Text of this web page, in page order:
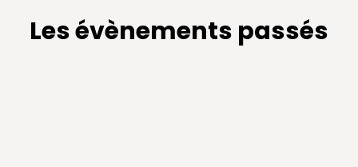
Les évènements passés